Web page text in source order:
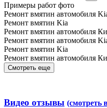
Примеры работ фото
Ремонт вмятин автомобиля
Ремонт вмятин Kia
Ремонт вмятин автомобиля
Ремонт вмятин автомобиля
Ремонт вмятин Kia
Ремонт вмятин автомобиля
Смотреть еще
Видео отзывы (смотреть